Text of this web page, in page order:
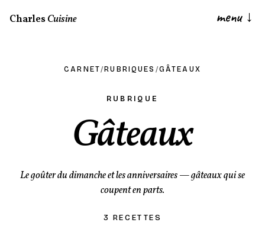
CharlesCuisine menu ↓
CARNET/ RUBRIQUES /GÂTEAUX
RUBRIQUE
Gâteaux
Le goûter du dimanche et les anniversaires — gâteaux qui se
coupent en parts.
3 RECETTES